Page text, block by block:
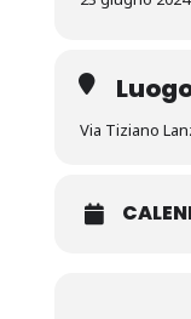
Via Tiziano